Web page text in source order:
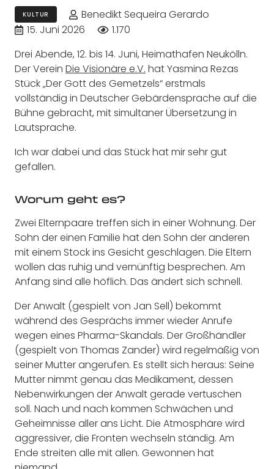
KULTUR
Benedikt Sequeira Gerardo
15. Juni 2026
1.170
Drei Abende, 12. bis 14. Juni, Heimathafen Neukölln.
Der Verein Die Visionäre e.V. hat Yasmina Rezas
Stück „Der Gott des Gemetzels“ erstmals
vollständig in Deutscher Gebärdensprache auf die
Bühne gebracht, mit simultaner Übersetzung in
Lautsprache.
Ich war dabei und das Stück hat mir sehr gut
gefallen.
Worum geht es?
Zwei Elternpaare treffen sich in einer Wohnung. Der
Sohn der einen Familie hat den Sohn der anderen
mit einem Stock ins Gesicht geschlagen. Die Eltern
wollen das ruhig und vernünftig besprechen. Am
Anfang sind alle höflich. Das ändert sich schnell.
Der Anwalt (gespielt von Jan Sell) bekommt
während des Gesprächs immer wieder Anrufe
wegen eines Pharma-Skandals. Der Großhändler
(gespielt von Thomas Zander) wird regelmäßig von
seiner Mutter angerufen. Es stellt sich heraus: Seine
Mutter nimmt genau das Medikament, dessen
Nebenwirkungen der Anwalt gerade vertuschen
soll. Nach und nach kommen Schwächen und
Geheimnisse aller ans Licht. Die Atmosphäre wird
aggressiver, die Fronten wechseln ständig. Am
Ende streiten alle mit allen. Gewonnen hat